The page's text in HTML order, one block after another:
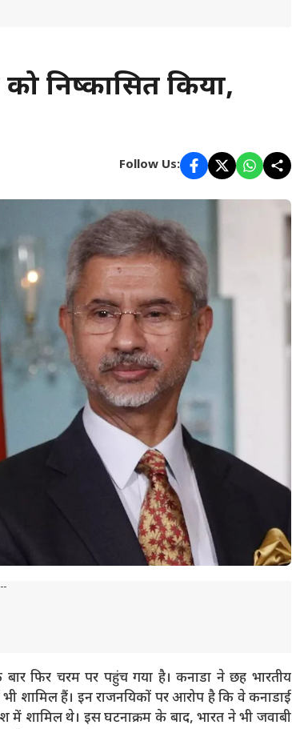
निष्कासित किया,
Follow Us:
फिर चरम पर पहुंच गया है। कनाडा ने छह भारतीय
शामिल हैं। इन राजनयिकों पर आरोप है कि वे कनाडाई
में शामिल थे। इस घटनाक्रम के बाद, भारत ने भी जवाबी